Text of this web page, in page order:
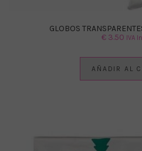
GLOBOS
€3.50 IVA
AÑADIR AL